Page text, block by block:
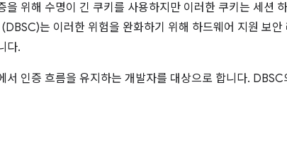
을 위해 수명이 긴 쿠키를 사용하지만 이러한 쿠키는 세션
는 이러한 위험을 완화하기 위해 하드웨어 지원 보안
다.
서 인증 흐름을 유지하는 개발자를 대상으로 합니다.